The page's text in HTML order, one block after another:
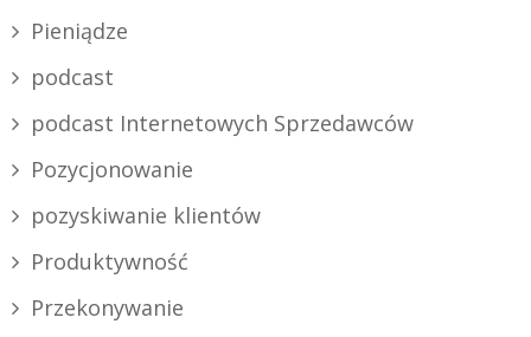
Pieniądze
podcast
podcast Internetowych Sprzedawców
Pozycjonowanie
pozyskiwanie klientów
Produktywność
Przekonywanie